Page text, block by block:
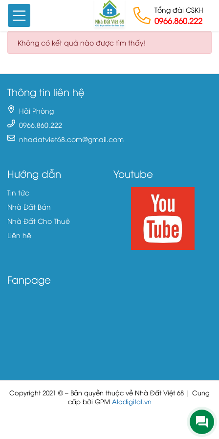
Tổng đài CSKH
0966.860.222
Không có kết quả nào được tìm thấy!
Thông tin liên hệ
Hải Phòng
0966.860.222
nhadatviet68.com@gmail.com
Hướng dẫn
Tin tức
Nhà Đất Bán
Nhà Đất Cho Thuê
Liên hệ
Youtube
Fanpage
Copyright 2021 © – Bản quyền thuộc về Nhà Đất Việt 68 | Cung
cấp bởi GPM Alodigital.vn